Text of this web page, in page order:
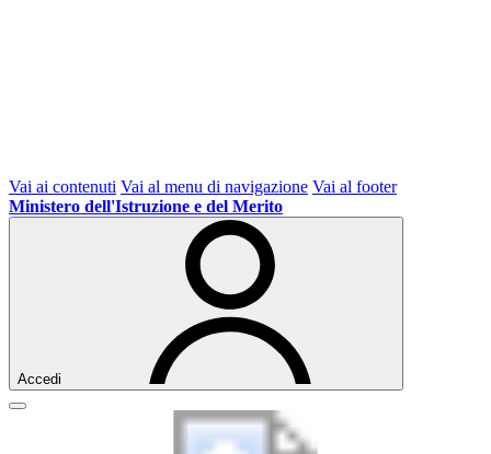
Vai ai contenuti Vai al menu di navigazione Vai al footer
Ministero dell'Istruzione e del Merito
Accedi